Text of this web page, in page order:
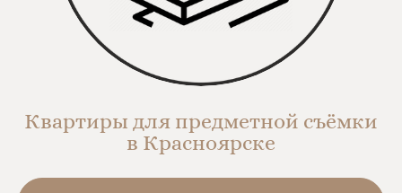
Квартиры для предметной съёмки
в Красноярске